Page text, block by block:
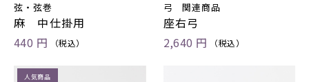
弦・弦巻
麻 中仕掛用
440 円
（税込）
弓 関連商品
座右弓
2,640 円
（税込）
人気商品